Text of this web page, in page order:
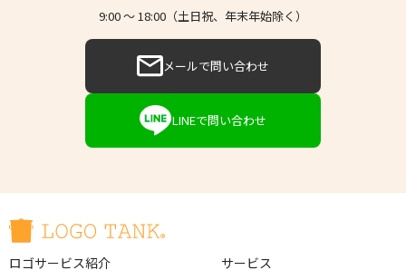
9:00 〜 18:00（土日祝、年末年始除く）
メールで問い合わせ
LINEで問い合わせ
ロゴサービス紹介
サービス